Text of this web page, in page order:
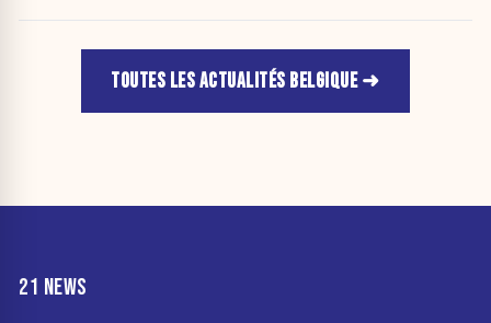
TOUTES LES ACTUALITÉS BELGIQUE
21 NEWS